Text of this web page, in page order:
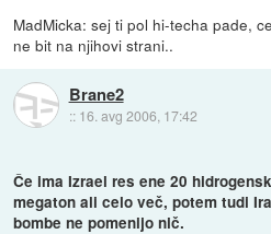
MadMicka: sej ti pol hi-techa pade,
ne bit na njihovi strani..
Brane2
:: 16. avg 2006, 17:42
Če ima Izrael res ene 20
megaton ali celo več, potem tudi
bombe ne pomenijo nič.